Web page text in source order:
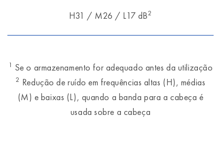
H31 / M26 / L17 dB2
1 Se o armazenamento for adequado antes da utilização
2 Redução de ruído em frequências altas (H), médias
(M) e baixas (L), quando a banda para a cabeça é
usada sobre a cabeça